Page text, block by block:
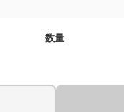
数量